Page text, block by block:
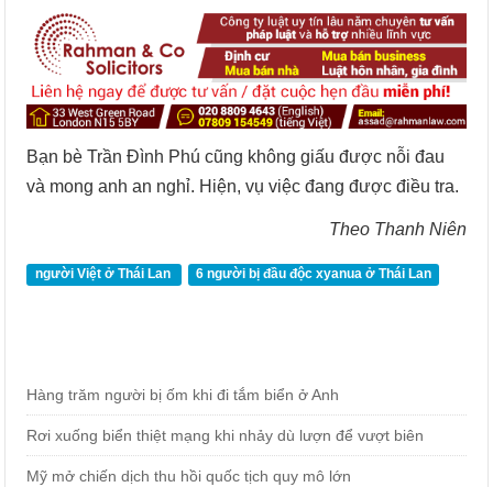
Bạn bè Trần Đình Phú cũng không giấu được nỗi đau
và mong anh an nghỉ. Hiện, vụ việc đang được điều tra.
Theo Thanh Niên
người Việt ở Thái Lan 6 người bị đầu độc xyanua ở Thái Lan
Hàng trăm người bị ốm khi đi tắm biển ở Anh
Rơi xuống biển thiệt mạng khi nhảy dù lượn để vượt biên
Mỹ mở chiến dịch thu hồi quốc tịch quy mô lớn